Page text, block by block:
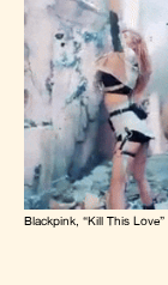
Blackpink, “Kill This Love”